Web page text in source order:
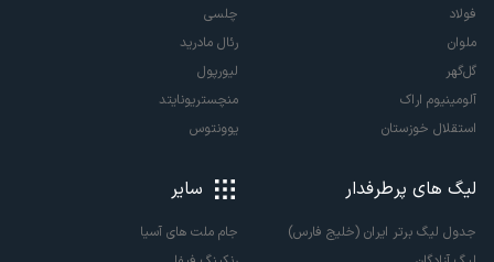
فولاد
ملوان
گل‌گهر
آلومینیوم اراک
استقلال خوزستان
چلسی
رئال مادرید
لیورپول
منچستریونایتد
یوونتوس
لیگ های پرطرفدار
جدول لیگ برتر ایران (خلیج فارس)
سایر
جام ملت های آسیا